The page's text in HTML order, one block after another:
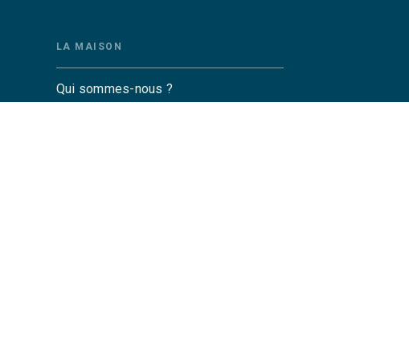
LA MAISON
Qui sommes-nous ?